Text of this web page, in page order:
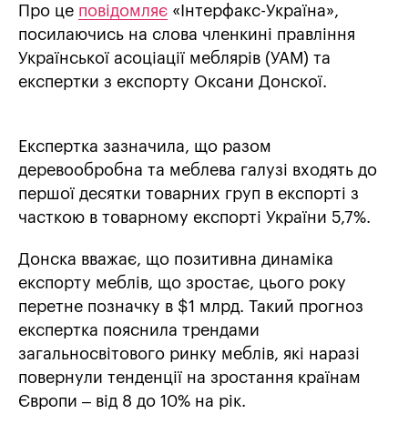
Про це повідомляє «Інтерфакс-Україна»,
посилаючись на слова членкині правління
Української асоціації меблярів (УАМ) та
експертки з експорту Оксани Донскої.
Експертка зазначила, що разом
деревообробна та меблева галузі входять до
першої десятки товарних груп в експорті з
часткою в товарному експорті України 5,7%.
Донска вважає, що позитивна динаміка
експорту меблів, що зростає, цього року
перетне позначку в $1 млрд. Такий прогноз
експертка пояснила трендами
загальносвітового ринку меблів, які наразі
повернули тенденції на зростання країнам
Європи – від 8 до 10% на рік.